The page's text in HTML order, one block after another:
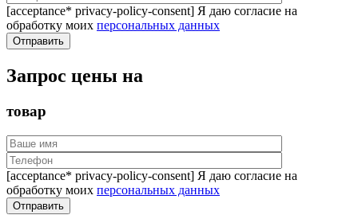
[acceptance* privacy-policy-consent] Я даю согласие на
обработку моих персональных данных
Запрос цены на
товар
[acceptance* privacy-policy-consent] Я даю согласие на
обработку моих персональных данных